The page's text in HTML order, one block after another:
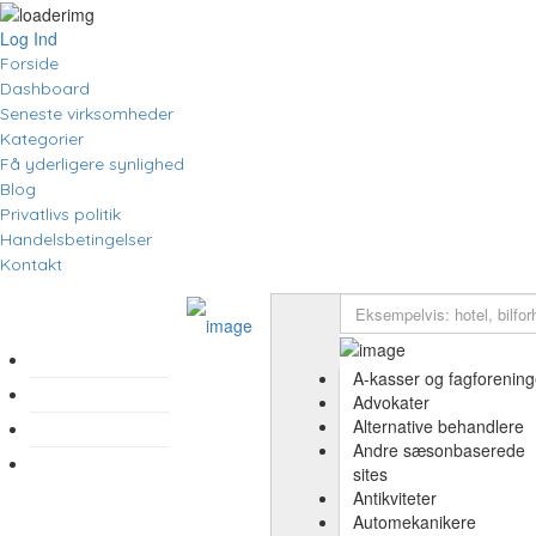
Log Ind
Forside
Dashboard
Seneste virksomheder
Kategorier
Få yderligere synlighed
Blog
Privatlivs politik
Handelsbetingelser
Kontakt
A-kasser og
Advokater
Alternative behandlere
Andre sæsonbaserede
sites
Antikviteter
Automekanikere